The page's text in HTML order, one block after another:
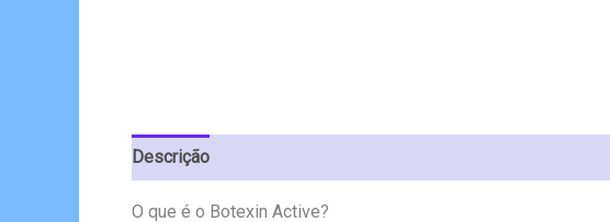
Descrição
O que é o Botexin Active?